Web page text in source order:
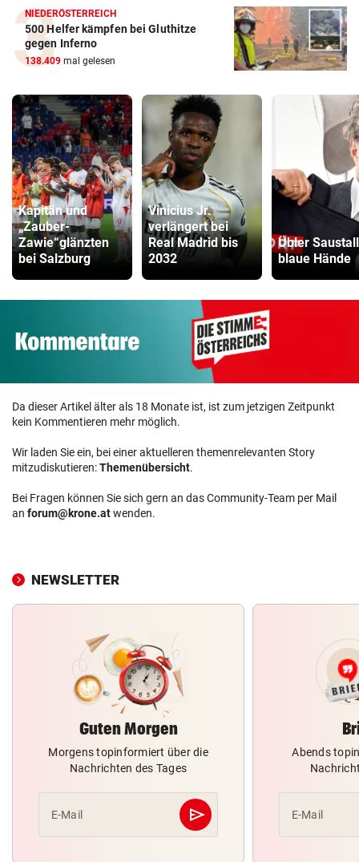
NIEDERÖSTERREICH
500 Helfer kämpfen bei Gluthitze
gegen Inferno
138.409 mal gelesen
Kapitän und
„Zauber-
Zawie“glänzten
bei Salzburg
Vinicius Jr.
verlängert bei
Real Madrid bis
2032
Übler
blaue Hände
Da dieser Artikel älter als 18 Monate ist, ist zum jetzigen Zeitpunkt
kein Kommentieren mehr möglich.
Wir laden Sie ein, bei einer aktuelleren themenrelevanten Story
mitzudiskutieren:Themenübersicht.
Bei Fragen können Sie sich gern an das Community-Team per Mail
an forum@krone.atwenden.
NEWSLETTER
Guten Morgen
Morgens topinformiert über die
Nachrichten des Tages
E-Mail send
Abschicken
Abends
E-Mail